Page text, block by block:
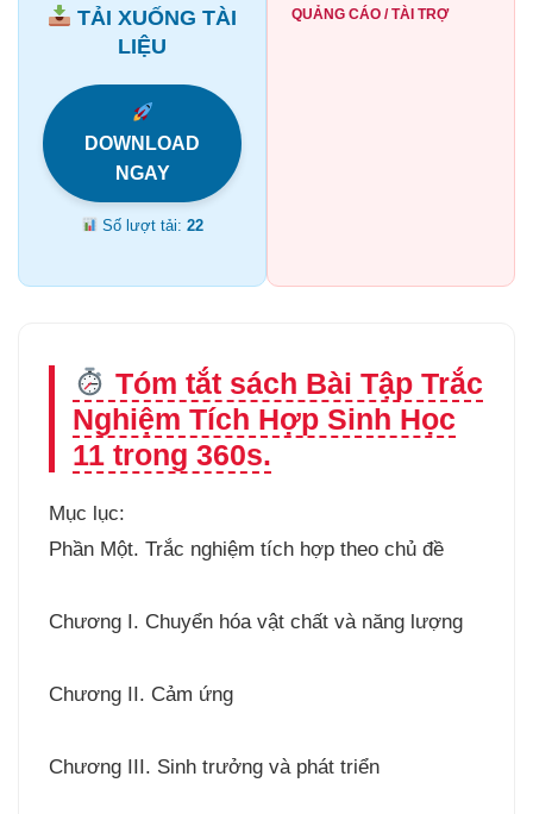
TẢI XUỐNG TÀI
LIỆU
DOWNLOAD
NGAY
Số lượt tải:22
QUẢNG CÁO / TÀI TRỢ
Tóm tắt sách Bài Tập Trắc
Nghiệm Tích Hợp Sinh Học
11 trong 360s.
Mục lục:
Phần Một. Trắc nghiệm tích hợp theo chủ đề
Chương I. Chuyển hóa vật chất và năng lượng
Chương II. Cảm ứng
Chương III. Sinh trưởng và phát triển